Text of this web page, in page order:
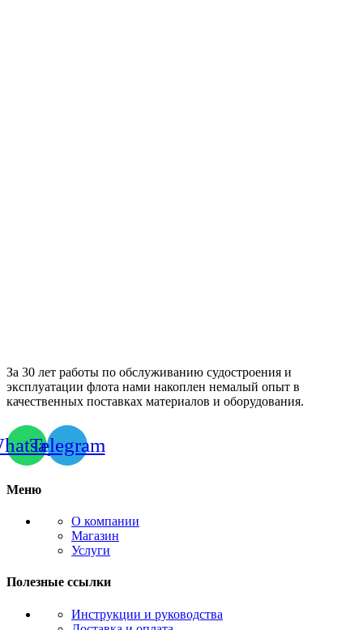
За 30 лет работы по обслуживанию судостроения и
эксплуатации флота нами накоплен немалый опыт в
качественных поставках материалов и оборудования.
Telegram
Меню
О компании
Магазин
Услуги
Полезные ссылки
Инструкции и руководства